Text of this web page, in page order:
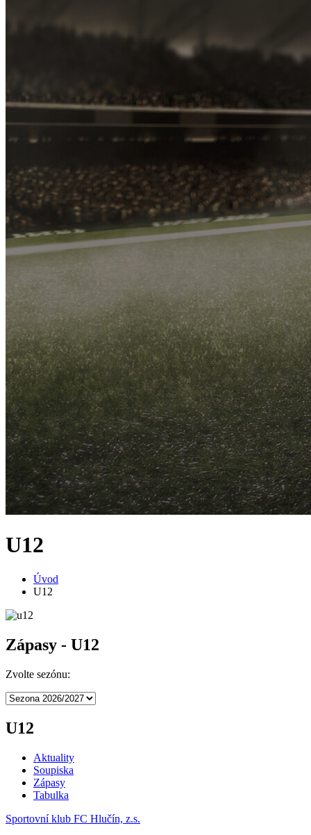
U12
Úvod
U12
Zápasy - U12
Zvolte sezónu:
U12
Aktuality
Soupiska
Zápasy
Tabulka
Sportovní klub FC Hlučín, z.s.